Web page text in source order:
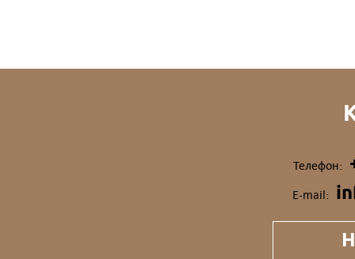
Телефон:
E-mail: